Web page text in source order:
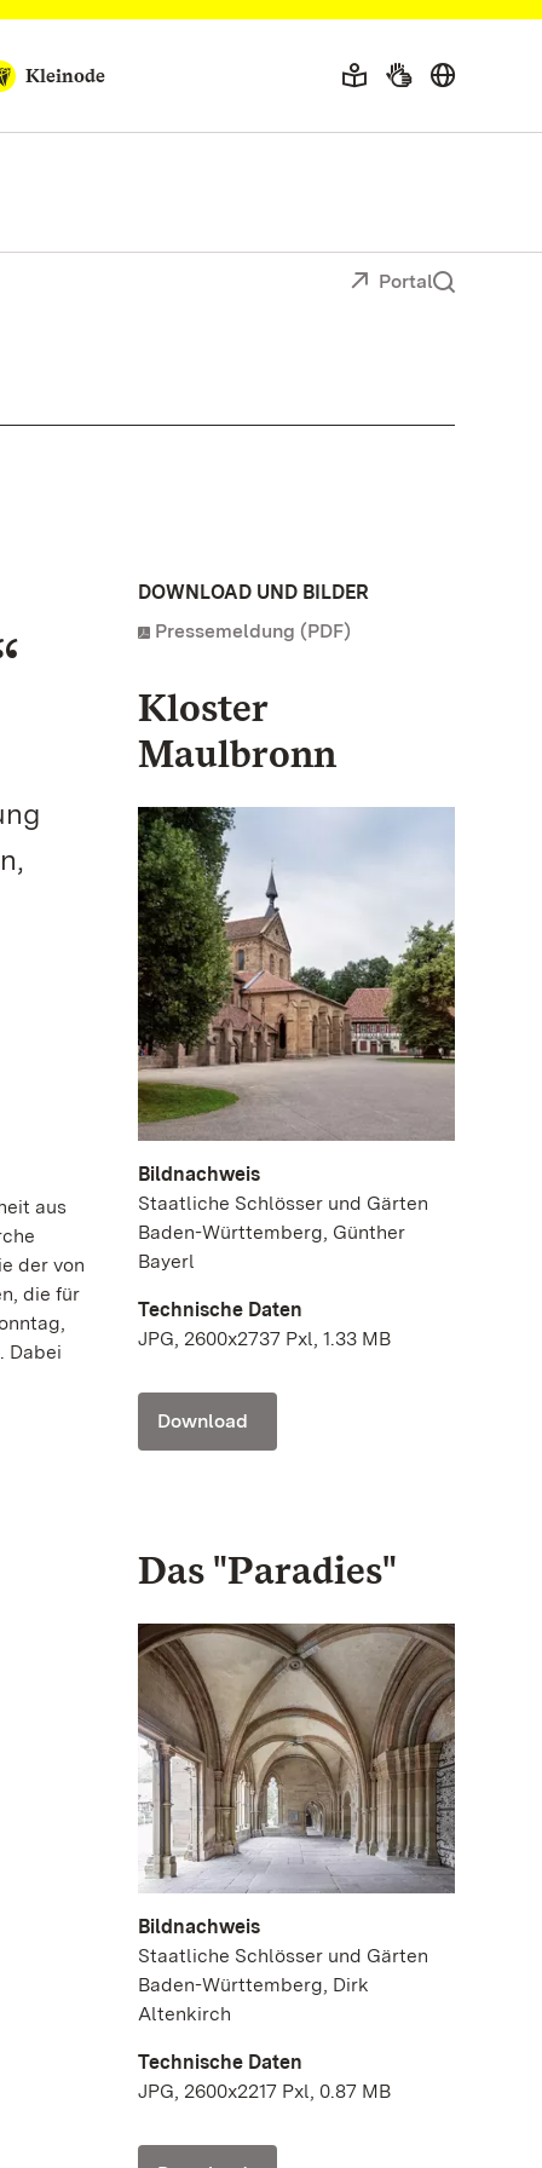
Kleinode
Portal
aus
der von
die für
Dabei
DOWNLOAD UND BILDER
Pressemeldung (PDF)
Kloster
Maulbronn
Bildnachweis
Staatliche Schlösser und Gärten
Baden-Württemberg, Günther
Bayerl
Technische Daten
JPG, 2600x2737 Pxl, 1.33 MB
Download
Das "Paradies"
Bildnachweis
Staatliche Schlösser und Gärten
Baden-Württemberg, Dirk
Altenkirch
Technische Daten
JPG, 2600x2217 Pxl, 0.87 MB